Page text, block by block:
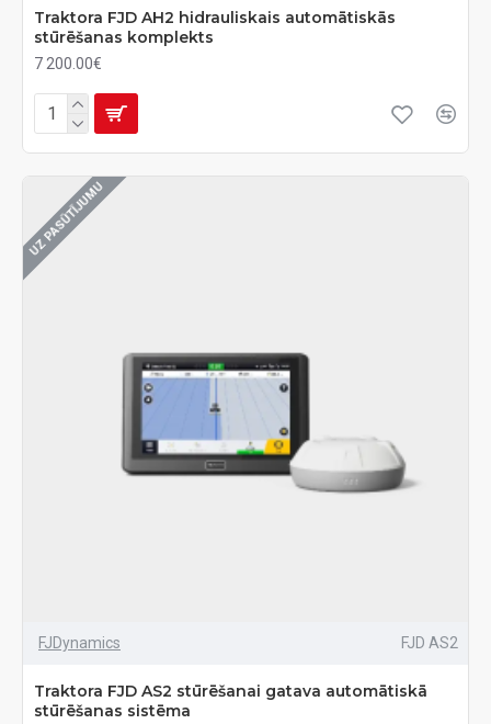
Traktora FJD AH2 hidrauliskais automātiskās
stūrēšanas komplekts
7 200.00€
UZ PASŪTĪJUMU
FJDynamics FJD AS2
Traktora FJD AS2 stūrēšanai gatava automātiskā
stūrēšanas sistēma